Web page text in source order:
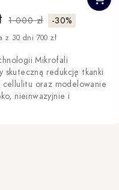
1 000 zł -30%
z 30 dni 700 zł
Mikrofali
skuteczną redukcję tkanki
cellulitu oraz modelowanie
nieinwazyjnie i